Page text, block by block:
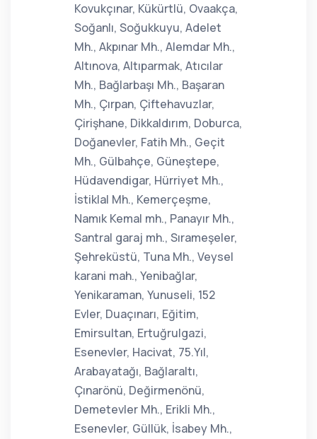
Kovukçınar, Kükürtlü, Ovaakça,
Soğanlı, Soğukkuyu, Adelet
Mh., Akpınar Mh., Alemdar Mh.,
Altınova, Altıparmak, Atıcılar
Mh., Bağlarbaşı Mh., Başaran
Mh., Çırpan, Çiftehavuzlar,
Çirişhane, Dikkaldırım, Doburca,
Doğanevler, Fatih Mh., Geçit
Mh., Gülbahçe, Güneştepe,
Hüdavendigar, Hürriyet Mh.,
İstiklal Mh., Kemerçeşme,
Namık Kemal mh., Panayır Mh.,
Santral garaj mh., Sırameşeler,
Şehreküstü, Tuna Mh., Veysel
karani mah., Yenibağlar,
Yenikaraman, Yunuseli, 152
Evler, Duaçınarı, Eğitim,
Emirsultan, Ertuğrulgazi,
Esenevler, Hacivat, 75.Yıl,
Arabayatağı, Bağlaraltı,
Çınarönü, Değirmenönü,
Demetevler Mh., Erikli Mh.,
Esenevler, Güllük, İsabey Mh.,